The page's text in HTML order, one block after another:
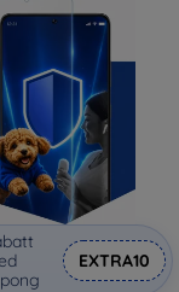
EXTRA10